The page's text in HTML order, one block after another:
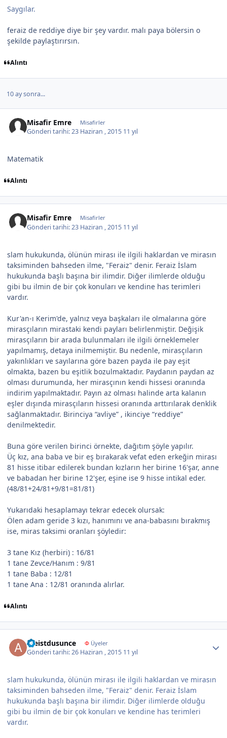
Saygılar.
feraiz de reddiye diye bir şey vardır. malı paya bölersin o
şekilde paylaştırırsın.
Alıntı
10 ay sonra...
Misafir Emre Misafirler
Gönderi tarihi:23 Haziran , 2015 11 yıl
Matematik
Alıntı
Misafir Emre Misafirler
Gönderi tarihi:23 Haziran , 2015 11 yıl
slam hukukunda, ölünün mirası ile ilgili haklardan ve mirasın
taksiminden bahseden ilme, "Feraiz" denir. Feraiz İslam
hukukunda başlı başına bir ilimdir. Diğer ilimlerde olduğu
gibi bu ilmin de bir çok konuları ve kendine has terimleri
vardır.
Kur'an-ı Kerim'de, yalnız veya başkaları ile olmalarına göre
mirasçıların mirastaki kendi payları belirlenmiştir. Değişik
mirasçıların bir arada bulunmaları ile ilgili örneklemeler
yapılmamış, detaya inilmemiştir. Bu nedenle, mirasçıların
yakınlıkları ve sayılarına göre bazen payda ile pay eşit
olmakta, bazen bu eşitlik bozulmaktadır. Paydanın paydan az
olması durumunda, her mirasçının kendi hissesi oranında
indirim yapılmaktadır. Payın az olması halinde arta kalanın
eşler dışında mirasçıların hissesi oranında arttırılarak denklik
sağlanmaktadır. Birinciya “avliye” , ikinciye “reddiye”
denilmektedir.
Buna göre verilen birinci örnekte, dağıtım şöyle yapılır.
Üç kız, ana baba ve bir eş bırakarak vefat eden erkeğin mirası
81 hisse itibar edilerek bundan kızların her birine 16'şar, anne
ve babadan her birine 12'şer, eşine ise 9 hisse intikal eder.
(48/81+24/81+9/81=81/81)
Yukarıdaki hesaplamayı tekrar edecek olursak:
Ölen adam geride 3 kızı, hanımını ve ana-babasını bırakmış
ise, miras taksimi oranları şöyledir:
3 tane Kız (herbiri) : 16/81
1 tane Zevce/Hanım : 9/81
1 tane Baba : 12/81
1 tane Ana : 12/81 oranında alırlar.
Alıntı
ateistdusunce ΦÜyeler
Gönderi tarihi:26 Haziran , 2015 11 yıl
slam hukukunda, ölünün mirası ile ilgili haklardan ve mirasın
taksiminden bahseden ilme, "Feraiz" denir. Feraiz İslam
hukukunda başlı başına bir ilimdir. Diğer ilimlerde olduğu
gibi bu ilmin de bir çok konuları ve kendine has terimleri
vardır.